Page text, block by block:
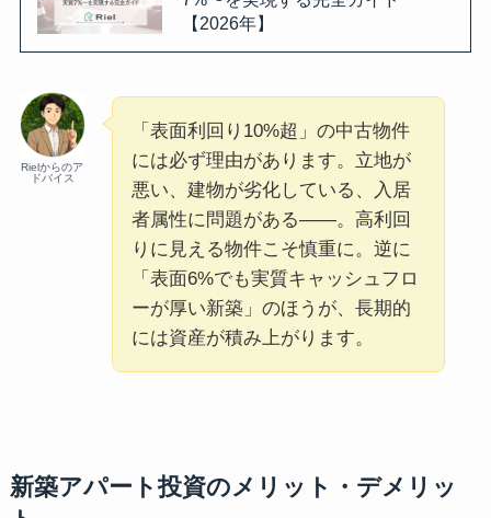
【2026年】
Rielからのア
ドバイス
「表面利回り10%超」の中古物件
には必ず理由があります。立地が
悪い、建物が劣化している、入居
者属性に問題がある――。高利回
りに見える物件こそ慎重に。逆に
「表面6%でも実質キャッシュフロ
ーが厚い新築」のほうが、長期的
には資産が積み上がります。
新築アパート投資のメリット・デメリッ